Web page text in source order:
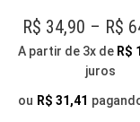
R$ 34,90 – R$
A partir de 3x de R$
juros
ou R$ 31,41